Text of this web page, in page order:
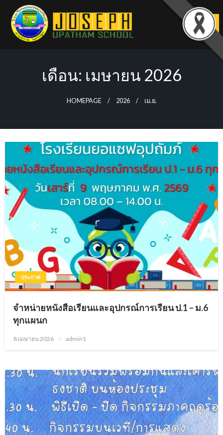
content
เดือน: เมษายน 2026
HOMEPAGE 2026 เม.ย.
ประกาศ
จำหน่ายหนังสือเรียนและอุปกรณ์การเรียน ป.1 – ม.6
ทุกแผนก
Posted
8 เมษายน 2026 admin1